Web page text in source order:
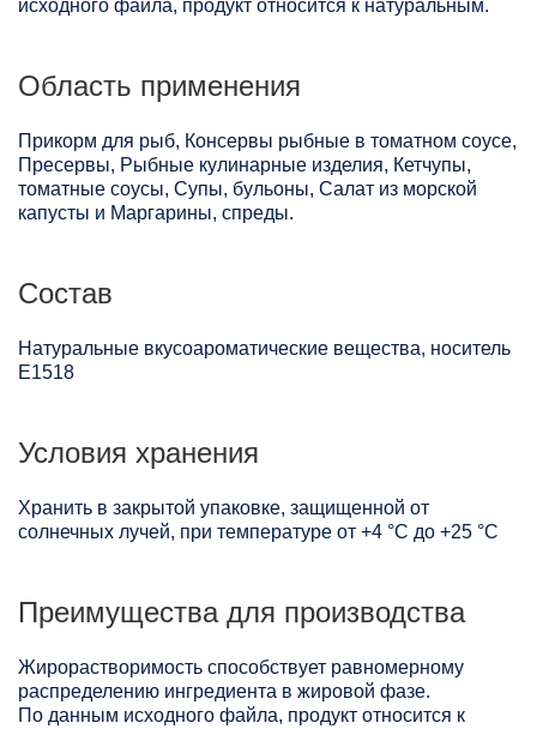
исходного файла, продукт относится к натуральным.
Область применения
Прикорм для рыб, Консервы рыбные в томатном соусе,
Пресервы, Рыбные кулинарные изделия, Кетчупы,
томатные соусы, Супы, бульоны, Салат из морской
капусты и Маргарины, спреды.
Состав
Натуральные вкусоароматические вещества, носитель
Е1518
Условия хранения
Хранить в закрытой упаковке, защищенной от
солнечных лучей, при температуре от +4 °C до +25 °C
Преимущества для производства
Жирорастворимость способствует равномерному
распределению ингредиента в жировой фазе.
По данным исходного файла, продукт относится к